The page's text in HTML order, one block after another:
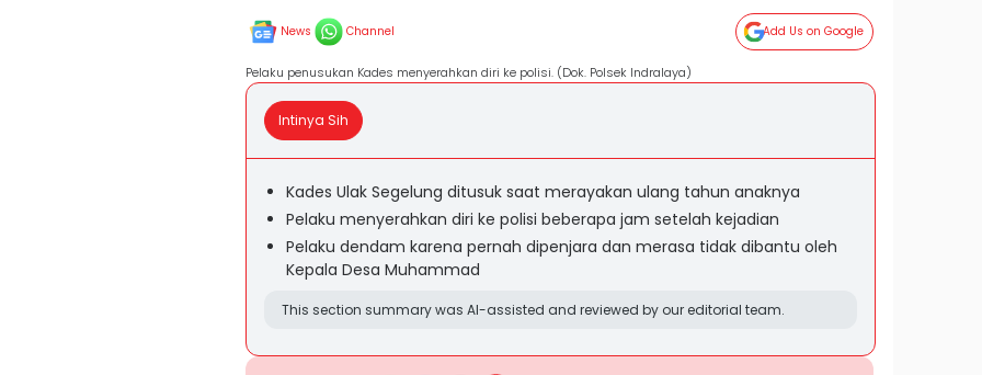
News Channel Add Us on Google
Pelaku penusukan Kades menyerahkan diri ke polisi. (Dok. Polsek Indralaya)
Intinya Sih
Kades Ulak Segelung ditusuk saat merayakan ulang tahun anaknya
Pelaku menyerahkan diri ke polisi beberapa jam setelah kejadian
Pelaku dendam karena pernah dipenjara dan merasa tidak dibantu oleh
Kepala Desa Muhammad
This section summary was AI-assisted and reviewed by our editorial team.